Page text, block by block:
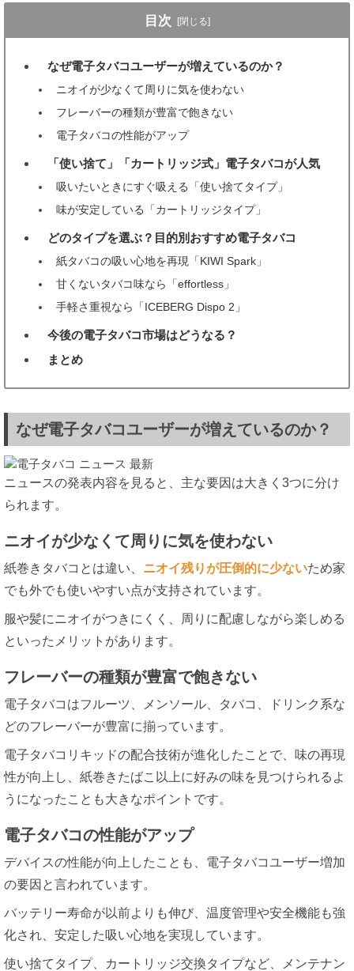
目次 [閉じる]
なぜ電子タバコユーザーが増えているのか？
ニオイが少なくて周りに気を使わない
フレーバーの種類が豊富で飽きない
電子タバコの性能がアップ
「使い捨て」「カートリッジ式」電子タバコが人気
吸いたいときにすぐ吸える「使い捨てタイプ」
味が安定している「カートリッジタイプ」
どのタイプを選ぶ？目的別おすすめ電子タバコ
紙タバコの吸い心地を再現「KIWI Spark」
甘くないタバコ味なら「effortless」
手軽さ重視なら「ICEBERG Dispo 2」
今後の電子タバコ市場はどうなる？
まとめ
なぜ電子タバコユーザーが増えているのか？
ニュースの発表内容を見ると、主な要因は大きく3つに分け
られます。
ニオイが少なくて周りに気を使わない
紙巻きタバコとは違い、 ニオイ残りが圧倒的に少ないため家
でも外でも使いやすい点が支持されています。
服や髪にニオイがつきにくく、周りに配慮しながら楽しめる
といったメリットがあります。
フレーバーの種類が豊富で飽きない
電子タバコはフルーツ、メンソール、タバコ、ドリンク系な
どのフレーバーが豊富に揃っています。
電子タバコリキッドの配合技術が進化したことで、味の再現
性が向上し、紙巻きたばこ以上に好みの味を見つけられるよ
うになったことも大きなポイントです。
電子タバコの性能がアップ
デバイスの性能が向上したことも、電子タバコユーザー増加
の要因と言われています。
バッテリー寿命が以前よりも伸び、温度管理や安全機能も強
化され、安定した吸い心地を実現しています。
使い捨てタイプ、カートリッジ交換タイプなど、メンテナン